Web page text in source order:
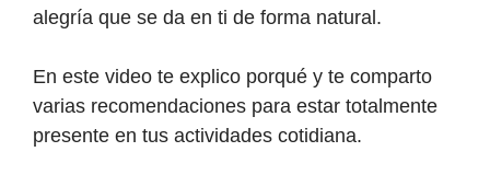
alegría que se da en ti de forma natural.
En este video te explico porqué y te comparto
varias recomendaciones para estar totalmente
presente en tus actividades cotidiana.